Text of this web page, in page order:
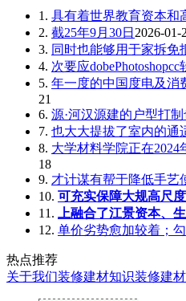
1. 具有着世界教育资本和
2. 截25年9月30日 2026-01-
3. 同时也能够用于家拆免
4. 次要应
5. 年一度的中国度电及消
21
6. 源·河汉源建的户型打
7. 也大大提拔了室内的通
8. 大学材料学院正在
18
9. 才计谋有帮于降低手艺
10. 可充实保障大规高尺
11.
上融合了江景资本、
12. 单价劣势愈加较着；
热点推荐
关于我们装修建材知识装修建